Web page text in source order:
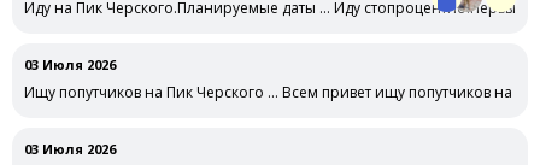
Иду на Пик Черского.Планируемые даты … Иду стопроцентно.Первый
03 Июля 2026
Ищу попутчиков на Пик Черского … Всем привет ищу попутчиков на
03 Июля 2026